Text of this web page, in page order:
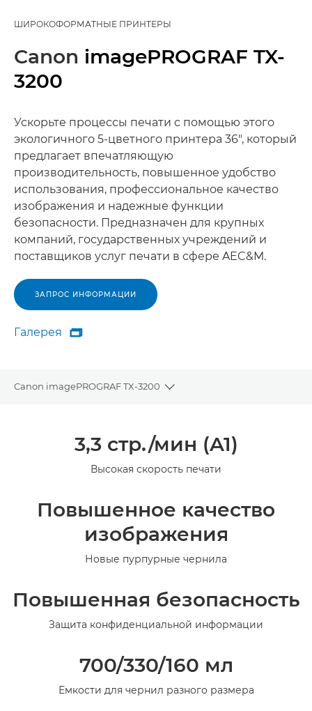
ШИРОКОФОРМАТНЫЕ ПРИНТЕРЫ
Canon imagePROGRAF TX-
3200
Ускорьте процессы печати с помощью этого
экологичного 5-цветного принтера 36", который
предлагает впечатляющую
производительность, повышенное удобство
использования, профессиональное качество
изображения и надежные функции
безопасности. Предназначен для крупных
компаний, государственных учреждений и
поставщиков услуг печати в сфере AEC&M.
ЗАПРОС ИНФОРМАЦИИ
Галерея
Галерея

Canon imagePROGRAF TX-3200
Toggle breadcrumbs
Технические характеристики
3,3 стр./мин (A1)
Высокая скорость печати
Повышенное качество
изображения
Новые пурпурные чернила
Повышенная безопасность
Защита конфиденциальной информации
700/330/160 мл
Емкости для чернил разного размера